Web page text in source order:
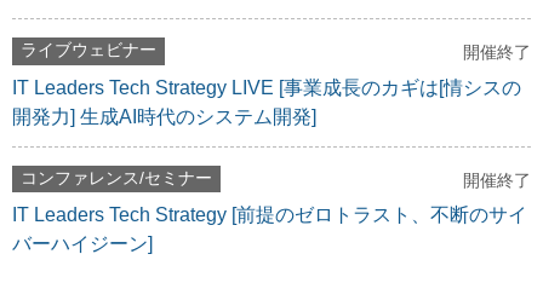
ライブウェビナー 開催終了
IT Leaders Tech Strategy LIVE [事業成長のカギは[情シスの
開発力] 生成AI時代のシステム開発]
コンファレンス/セミナー 開催終了
IT Leaders Tech Strategy [前提のゼロトラスト、不断のサイ
バーハイジーン]